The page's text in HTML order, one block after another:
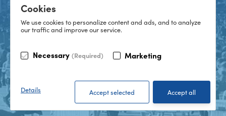
Cookies
We use cookies to personalize content and ads, and to analyze
our traffic and improve our service.
Necessary (Required) Marketing
Details